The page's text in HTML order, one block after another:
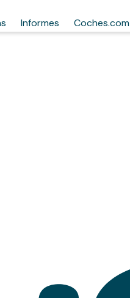
Informes Coches.com